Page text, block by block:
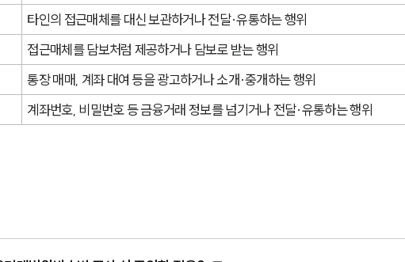
타인의 접근매체를 대신 보관하거나 전달·유통하는 행위
접근매체를 담보처럼 제공하거나 담보로 받는 행위
통장 매매, 계좌 대여 등을 광고하거나 소개·중개하는 행위
계좌번호, 비밀번호 등 금융거래 정보를 넘기거나 전달·유통하는 행위